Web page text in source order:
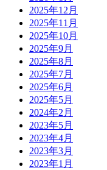
2025年12月
2025年11月
2025年10月
2025年9月
2025年8月
2025年7月
2025年6月
2025年5月
2024年2月
2023年5月
2023年4月
2023年3月
2023年1月